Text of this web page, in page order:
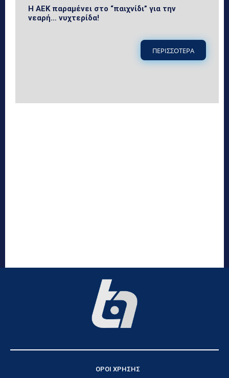
Η ΑΕΚ παραμένει στο “παιχνίδι” για την
νεαρή… νυχτερίδα!
ΠΕΡΙΣΣΟΤΕΡΑ
ΟΡΟΙ ΧΡΗΣΗΣ